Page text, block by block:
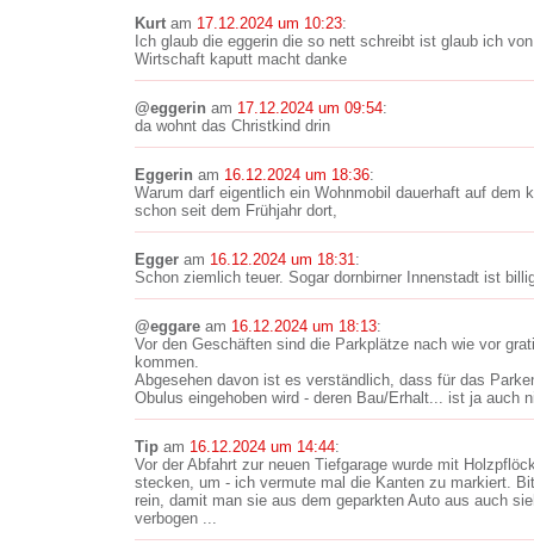
Kurt am 17.12.2024 um 10:23:
Ich glaub die eggerin die so nett schreibt ist glaub ich
Wirtschaft kaputt macht danke
@eggerin am 17.12.2024 um 09:54:
da wohnt das Christkind drin
Eggerin am 16.12.2024 um 18:36:
Warum darf eigentlich ein Wohnmobil dauerhaft auf dem
schon seit dem Frühjahr dort,
Egger am 16.12.2024 um 18:31:
Schon ziemlich teuer. Sogar dornbirner Innenstadt ist
@eggare am 16.12.2024 um 18:13:
Vor den Geschäften sind die Parkplätze nach wie vor
kommen.
Abgesehen davon ist es verständlich, dass für das
Obulus eingehoben wird - deren Bau/Erhalt... ist ja auch
Tip am 16.12.2024 um 14:44:
Vor der Abfahrt zur neuen Tiefgarage wurde mit
stecken, um - ich vermute mal die Kanten zu markiert.
rein, damit man sie aus dem geparkten Auto aus auch
verbogen ...